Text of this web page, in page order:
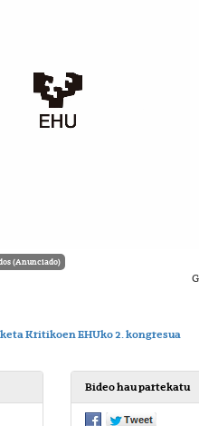
(Anunciado)
Kritikoen EHUko 2. kongresua
Bideo hau partekatu